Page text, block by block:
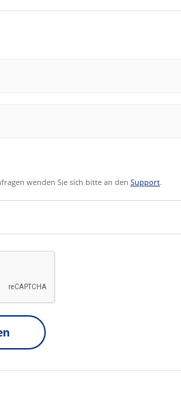
wenden Sie sich bitte an den Support.